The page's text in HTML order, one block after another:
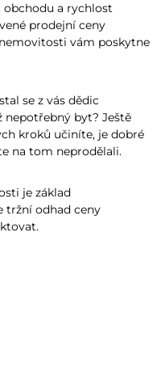
obchodu a rychlost
prodejní ceny
vám poskytne
se z vás dědic
nepotřebný byt? Ještě
kroků učiníte, je dobré
na tom neprodělali.
je základ
tržní odhad ceny